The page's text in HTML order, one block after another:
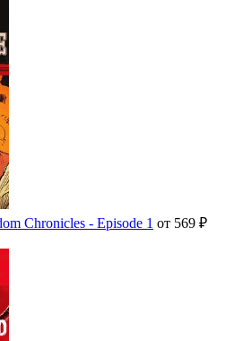
Chronicles - Episode 1 от 569 ₽